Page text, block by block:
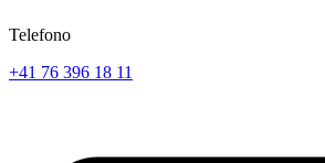
Telefono
+41 76 396 18 11